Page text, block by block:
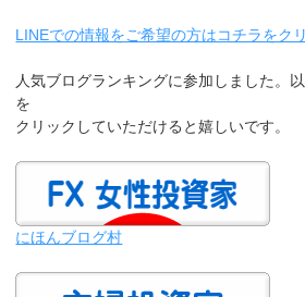
LINEでの情報をご希望の方はコチラをク
人気ブログランキングに参加しました。
を
クリックしていただけると嬉しいです。
にほんブログ村